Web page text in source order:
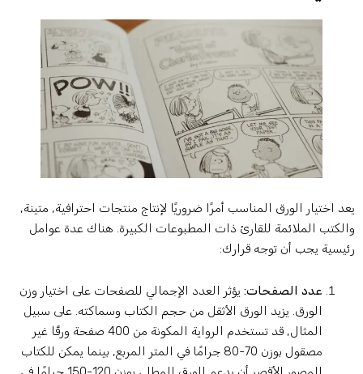
اختيار الورق المناسب أمرًا ضروريًا لإنتاج منتجات احترافية, متينة,
الملائمة للقارئ ذات المطبوعات الكبيرة. هناك عدة عوامل
يجب أن توجه قرارك:
عدد الصفحات:يؤثر العدد الإجمالي للصفحات على اختيار وزن
الورق. يزيد الورق الأثقل من حجم الكتاب وسماكته. على سبيل
المثال, قد تستخدم الرواية المكونة من 400 صفحة ورقًا غير
مصقول بوزن 70-80 جرامًا في المتر المربع, بينما يمكن للكتاب